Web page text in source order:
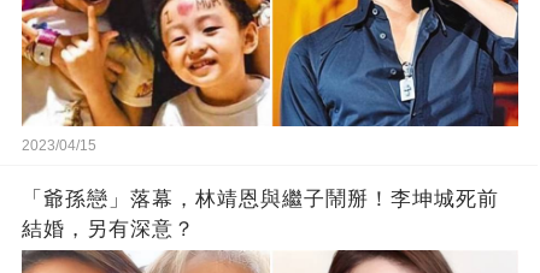
2023/04/15
「爺孫戀」落幕，林靖恩與繼子鬧掰！李坤城死前
結婚，另有深意？